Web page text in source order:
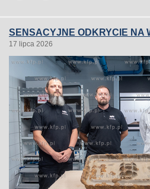
SENSACYJNE ODKRYCIE NA
17 lipca 2026